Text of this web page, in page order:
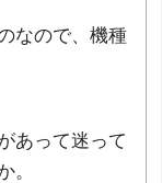
なので、機種
あって迷って
。